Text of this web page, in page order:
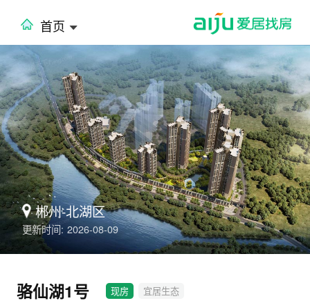
首页
郴州-北湖区
更新时间: 2026-08-09
骆仙湖1号 现房 宜居生态